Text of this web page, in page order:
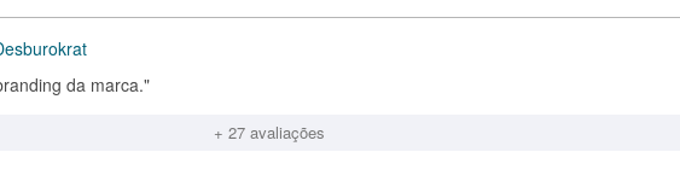
da marca."
+ 27 avaliações